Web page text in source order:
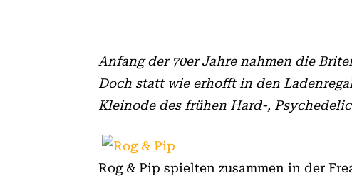
Anfang der 70er Jahre nahmen die
Doch statt wie erhofft in den
Kleinode des frühen Hard-,
Rog & Pip spielten zusammen in der